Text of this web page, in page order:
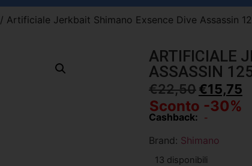
/ Artificiale Jerkbait Shimano Exsence Dive Assassin
ARTIFICIALE
ASSASSIN
€22,50€15,75
Sconto -30%
Cashback: -
Brand: Shimano
13 disponibili